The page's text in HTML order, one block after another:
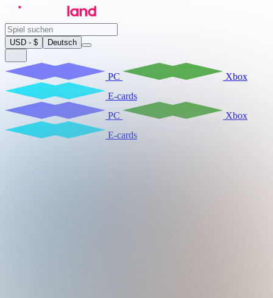
USD - $ Deutsch
PC
Xbox
E-cards
PC
Xbox
E-cards